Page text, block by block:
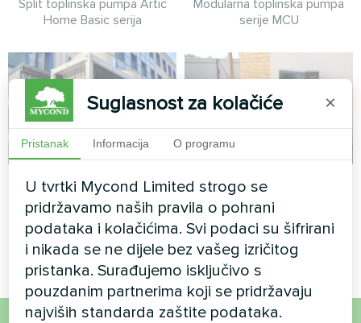
Split toplinska pumpa Artic
Home Basic serija
Modularna toplinska pumpa
serije MCU
Upravna zgrada
Modularna toplinska pumpa
serije MCU
Privatna kuća
Split toplinska pumpa Artic
Home Basic serija
Suglasnost za kolačiće ×
Pristanak Informacija O programu
U tvrtki Mycond Limited strogo se
pridržavamo naših pravila o pohrani
podataka i kolačićima. Svi podaci su šifrirani
i nikada se ne dijele bez vašeg izričitog
pristanka. Surađujemo isključivo s
pouzdanim partnerima koji se pridržavaju
najviših standarda zaštite podataka.